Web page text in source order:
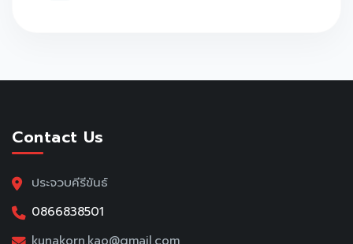
Contact Us
ประจวบคีรีขันธ์
0866838501
kunakorn.kao@gmail.com